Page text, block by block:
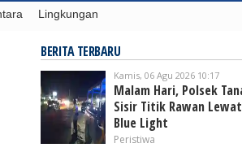
Lingkungan
BERITA TERBARU
Kamis, 06 Agu 2026 10:17
Malam Hari, Polsek
Sisir Titik Rawan
Blue Light
Peristiwa